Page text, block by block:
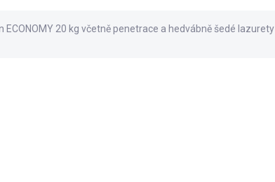
ECONOMY 20 kg včetně penetrace a hedvábně šedé lazurety